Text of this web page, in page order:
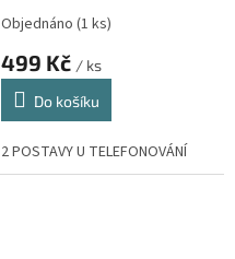
Objednáno (1 ks)
499 Kč / ks
Do košíku
2 POSTAVY U TELEFONOVÁNÍ